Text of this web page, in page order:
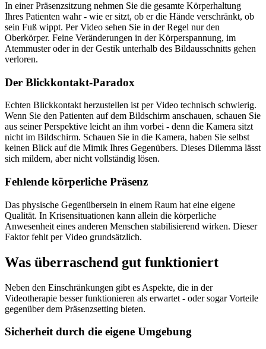
In einer Präsenzsitzung nehmen Sie die gesamte Körperhaltung
Ihres Patienten wahr - wie er sitzt, ob er die Hände verschränkt, ob
sein Fuß wippt. Per Video sehen Sie in der Regel nur den
Oberkörper. Feine Veränderungen in der Körperspannung, im
Atemmuster oder in der Gestik unterhalb des Bildausschnitts gehen
verloren.
Der Blickkontakt-Paradox
Echten Blickkontakt herzustellen ist per Video technisch schwierig.
Wenn Sie den Patienten auf dem Bildschirm anschauen, schauen Sie
aus seiner Perspektive leicht an ihm vorbei - denn die Kamera sitzt
nicht im Bildschirm. Schauen Sie in die Kamera, haben Sie selbst
keinen Blick auf die Mimik Ihres Gegenübers. Dieses Dilemma lässt
sich mildern, aber nicht vollständig lösen.
Fehlende körperliche Präsenz
Das physische Gegenübersein in einem Raum hat eine eigene
Qualität. In Krisensituationen kann allein die körperliche
Anwesenheit eines anderen Menschen stabilisierend wirken. Dieser
Faktor fehlt per Video grundsätzlich.
Was überraschend gut funktioniert
Neben den Einschränkungen gibt es Aspekte, die in der
Videotherapie besser funktionieren als erwartet - oder sogar Vorteile
gegenüber dem Präsenzsetting bieten.
Sicherheit durch die eigene Umgebung